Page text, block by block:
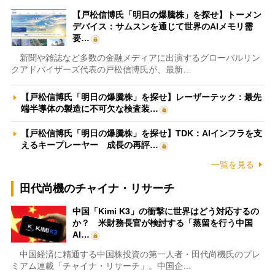
【戸松信博氏「明日の爆騰株」を探せ】トーメン
デバイス：サムスンを通じて世界のAIメモリ需
要…
新聞や雑誌など多数の金融メディアに出演するグローバルリン
クアドバイザーズ代表の戸松信博氏が、最新…
【戸松信博氏「明日の爆騰株」を探せ】レーザーテック：最先
端半導体の製造に不可欠な検査装…
【戸松信博氏「明日の爆騰株」を探せ】TDK：AIインフラを支
えるキープレーヤー 成長の再評…
一覧を見る
田代尚機のチャイナ・リサーチ
中国「Kimi K3」の衝撃に世界はどう対応するの
か？ 米財務長官が検討する「蒸留を行う中国
AI…
中国経済に精通する中国株投資の第一人者・田代尚機氏のプレ
ミアム連載「チャイナ・リサーチ」。中国企…